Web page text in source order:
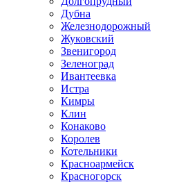
Дубна
Железнодорожный
Жуковский
Звенигород
Зеленоград
Ивантеевка
Истра
Кимры
Клин
Конаково
Королев
Котельники
Красноармейск
Красногорск